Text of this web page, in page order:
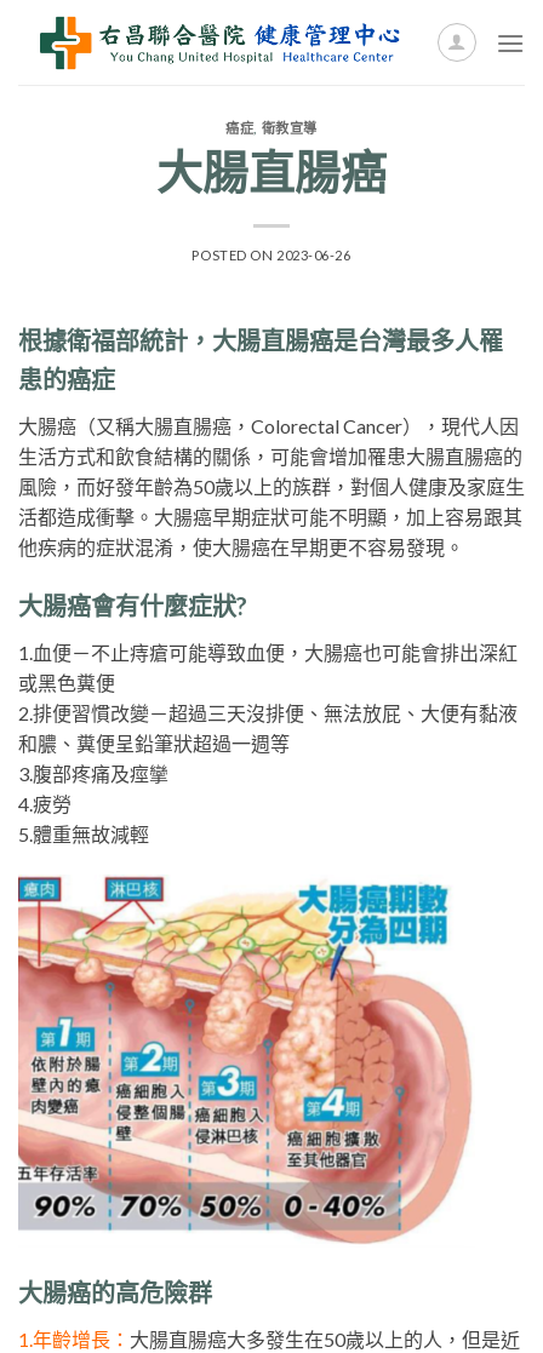
content
癌症, 衛教宣導
大腸直腸癌
POSTED ON 2023-06-26
根據衛福部統計，大腸直腸癌是台灣最多人罹
患的癌症
大腸癌（又稱大腸直腸癌，Colorectal Cancer），現代人因
生活方式和飲食結構的關係，可能會增加罹患大腸直腸癌的
風險，而好發年齡為50歲以上的族群，對個人健康及家庭生
活都造成衝擊。大腸癌早期症狀可能不明顯，加上容易跟其
他疾病的症狀混淆，使大腸癌在早期更不容易發現。
大腸癌會有什麼症狀?
1.血便－不止痔瘡可能導致血便，大腸癌也可能會排出深紅
或黑色糞便
2.排便習慣改變－超過三天沒排便、無法放屁、大便有黏液
和膿、糞便呈鉛筆狀超過一週等
3.腹部疼痛及痙攣
4.疲勞
5.體重無故減輕
大腸癌的高危險群
1.年齡增長： 大腸直腸癌大多發生在50歲以上的人，但是近